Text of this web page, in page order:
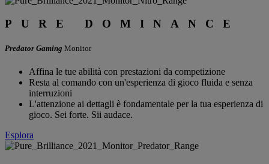
PURE DOMINANCE
Predator Gaming Monitor
Affina le tue abilità con prestazioni da competizione
Resta al comando con un'esperienza di gioco fluida e senza
interruzioni
L'attenzione ai dettagli è fondamentale per la tua esperienza di
gioco. Sei forte. Sii audace.
Esplora